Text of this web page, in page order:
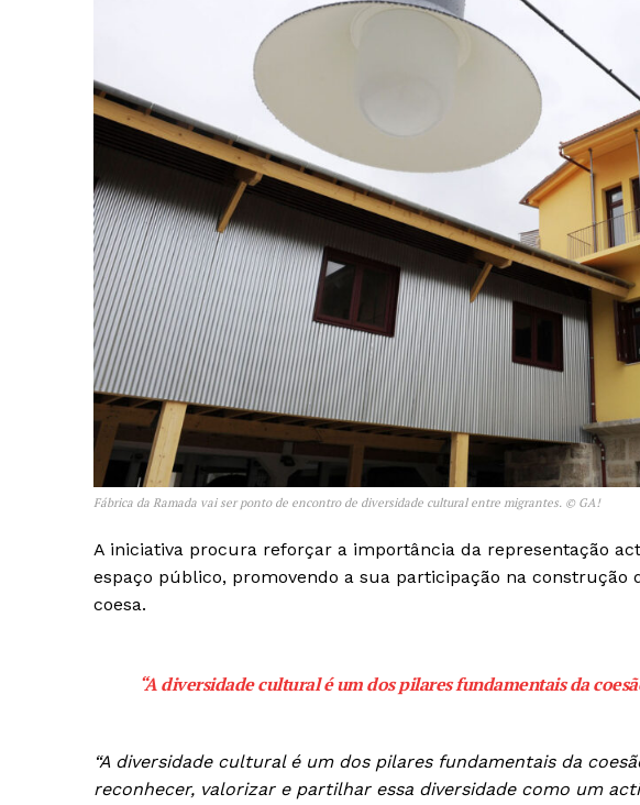
Guimarães, agora!
Fábrica da Ramada vai ser ponto de encontro de diversidade cultural entre migrantes. © GA!
A iniciativa procura reforçar a importância da representação
espaço público, promovendo a sua participação na
coesa.
“A diversidade cultural é um dos pilares fundamentais da
“A diversidade cultural é um dos pilares fundamentais da
reconhecer, valorizar e partilhar essa diversidade como um